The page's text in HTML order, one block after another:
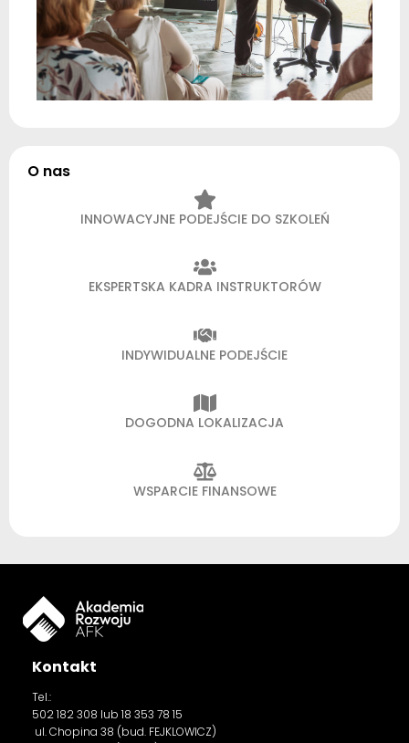
O nas
INNOWACYJNE PODEJŚCIE DO SZKOLEŃ
EKSPERTSKA KADRA INSTRUKTORÓW
INDYWIDUALNE PODEJŚCIE
DOGODNA LOKALIZACJA
WSPARCIE FINANSOWE
Kontakt
Tel.:
502 182 308 lub 18 353 78 15
ul. Chopina 38 (bud. FEJKLOWICZ)